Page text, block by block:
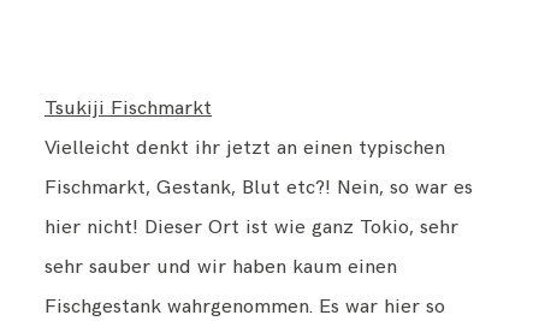
Tsukiji Fischmarkt
Vielleicht denkt ihr jetzt an einen typischen
Fischmarkt, Gestank, Blut etc?! Nein, so war es
hier nicht! Dieser Ort ist wie ganz Tokio, sehr
sehr sauber und wir haben kaum einen
Fischgestank wahrgenommen. Es war hier so